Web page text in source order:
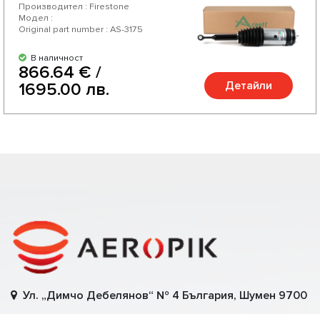
Производител : Firestone
Модел :
Original part number : AS-3175
В наличност
866.64 € /
1695.00 лв.
Детайли
Ул. „Димчо Дебелянов“ № 4 България, Шумен 9700